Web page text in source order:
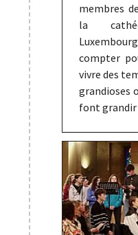
membres
la
compter
vivre des
grandioses
font grandir